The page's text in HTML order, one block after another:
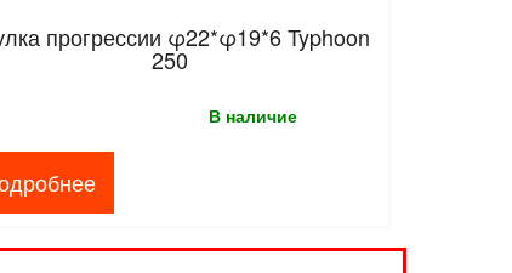
прогрессии φ22*φ19*6 Typhoon
250
В наличие